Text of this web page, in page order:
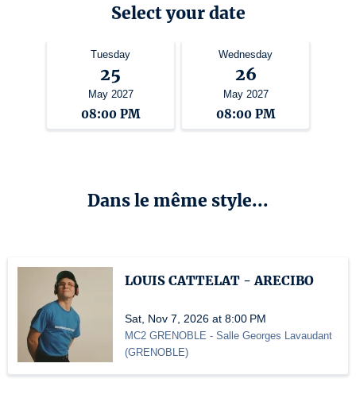
Select your date
Tuesday
25
May 2027
08:00 PM
Wednesday
26
May 2027
08:00 PM
Dans le même style...
LOUIS CATTELAT - ARECIBO
Sat, Nov 7, 2026 at 8:00 PM
MC2 GRENOBLE - Salle Georges Lavaudant
(GRENOBLE)